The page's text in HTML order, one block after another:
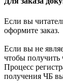
Если вы
оформите заказ.
Если вы не
чтобы получить
Процесс
получения ЧБ